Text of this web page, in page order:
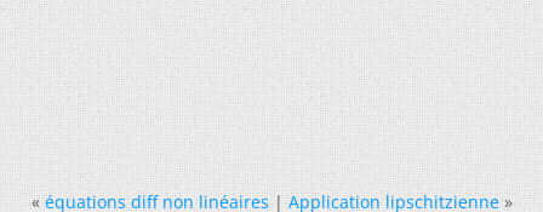
« équations diff non linéaires|Application lipschitzienne »